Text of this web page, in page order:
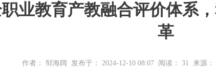
业教育产教融合评价体系
革
作者： 邹海阔 发布于： 2024-12-10 08:07 阅读： 31 来源